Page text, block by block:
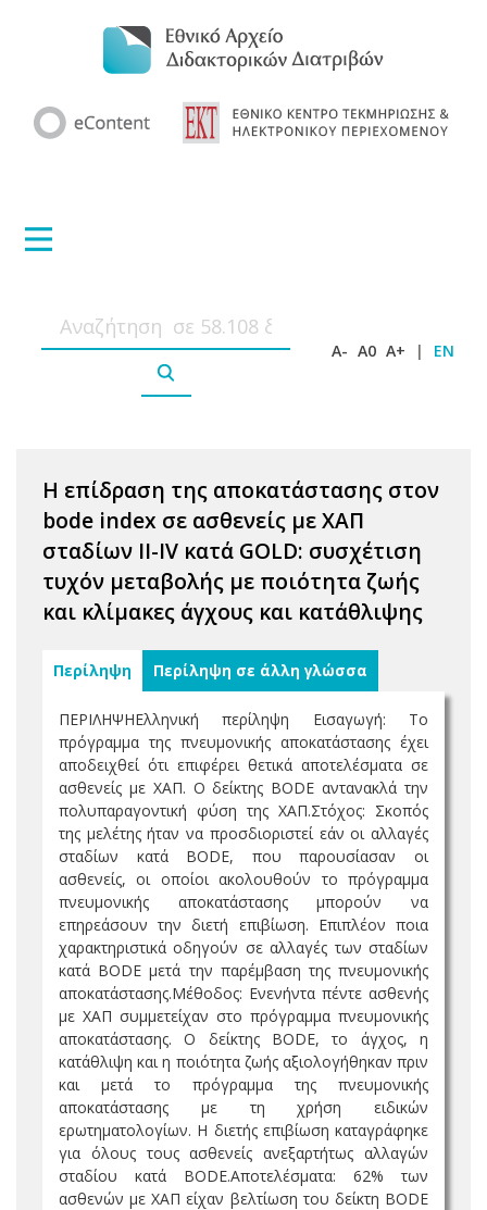
A- A0 A+ | EN
Η επίδραση της αποκατάστασης στον
bode index σε ασθενείς με ΧΑΠ
σταδίων II-IV κατά GOLD: συσχέτιση
τυχόν μεταβολής με ποιότητα ζωής
και κλίμακες άγχους και κατάθλιψης
Περίληψη Περίληψη σε άλλη γλώσσα
ΠΕΡΙΛΗΨΗΕλληνική περίληψη Εισαγωγή: Το
πρόγραμμα της πνευμονικής αποκατάστασης έχει
αποδειχθεί ότι επιφέρει θετικά αποτελέσματα σε
ασθενείς με ΧΑΠ. Ο δείκτης BODE αντανακλά την
πολυπαραγοντική φύση της ΧΑΠ.Στόχος: Σκοπός
της μελέτης ήταν να προσδιοριστεί εάν οι αλλαγές
σταδίων κατά BODE, που παρουσίασαν οι
ασθενείς, οι οποίοι ακολουθούν το πρόγραμμα
πνευμονικής αποκατάστασης μπορούν να
επηρεάσουν την διετή επιβίωση. Επιπλέον ποια
χαρακτηριστικά οδηγούν σε αλλαγές των σταδίων
κατά BODE μετά την παρέμβαση της πνευμονικής
αποκατάστασης.Μέθοδος: Ενενήντα πέντε ασθενής
με ΧΑΠ συμμετείχαν στο πρόγραμμα πνευμονικής
αποκατάστασης. Ο δείκτης BODE, το άγχος, η
κατάθλιψη και η ποιότητα ζωής αξιολογήθηκαν πριν
και μετά το πρόγραμμα της πνευμονικής
αποκατάστασης με τη χρήση ειδικών
ερωτηματολογίων. Η διετής επιβίωση καταγράφηκε
για όλους τους ασθενείς ανεξαρτήτως αλλαγών
σταδίου κατά BODE.Αποτελέσματα: 62% των
ασθενών με ΧΑΠ είχαν βελτίωση του δείκτη BODE